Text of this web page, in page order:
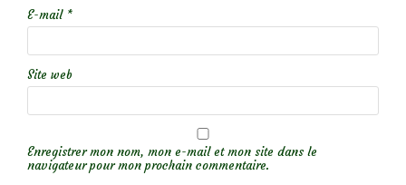
E-mail *
Site web
Enregistrer mon nom, mon e-mail et mon site dans le
navigateur pour mon prochain commentaire.